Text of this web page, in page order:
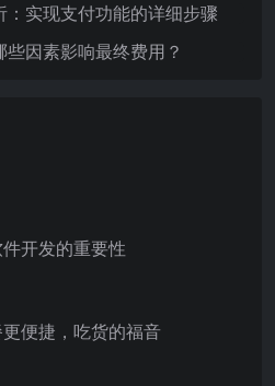
实现支付功能的详细步骤
因素影响最终费用？
开发的重要性
便捷，吃货的福音